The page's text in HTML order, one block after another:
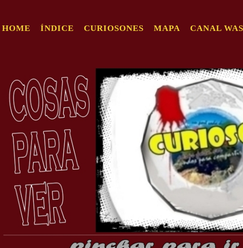
HOME ÍNDICE CURIOSONES MAPA CANAL